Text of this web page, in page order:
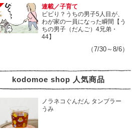
連載／子育て
ビビり？うちの男子5人目が、
わが家の一員になった瞬間【う
ちの男子（だんご）4兄弟・
44】
（7/30～8/6）
kodomoe shop 人気商品
ノラネコぐんだん タンブラー
うみ